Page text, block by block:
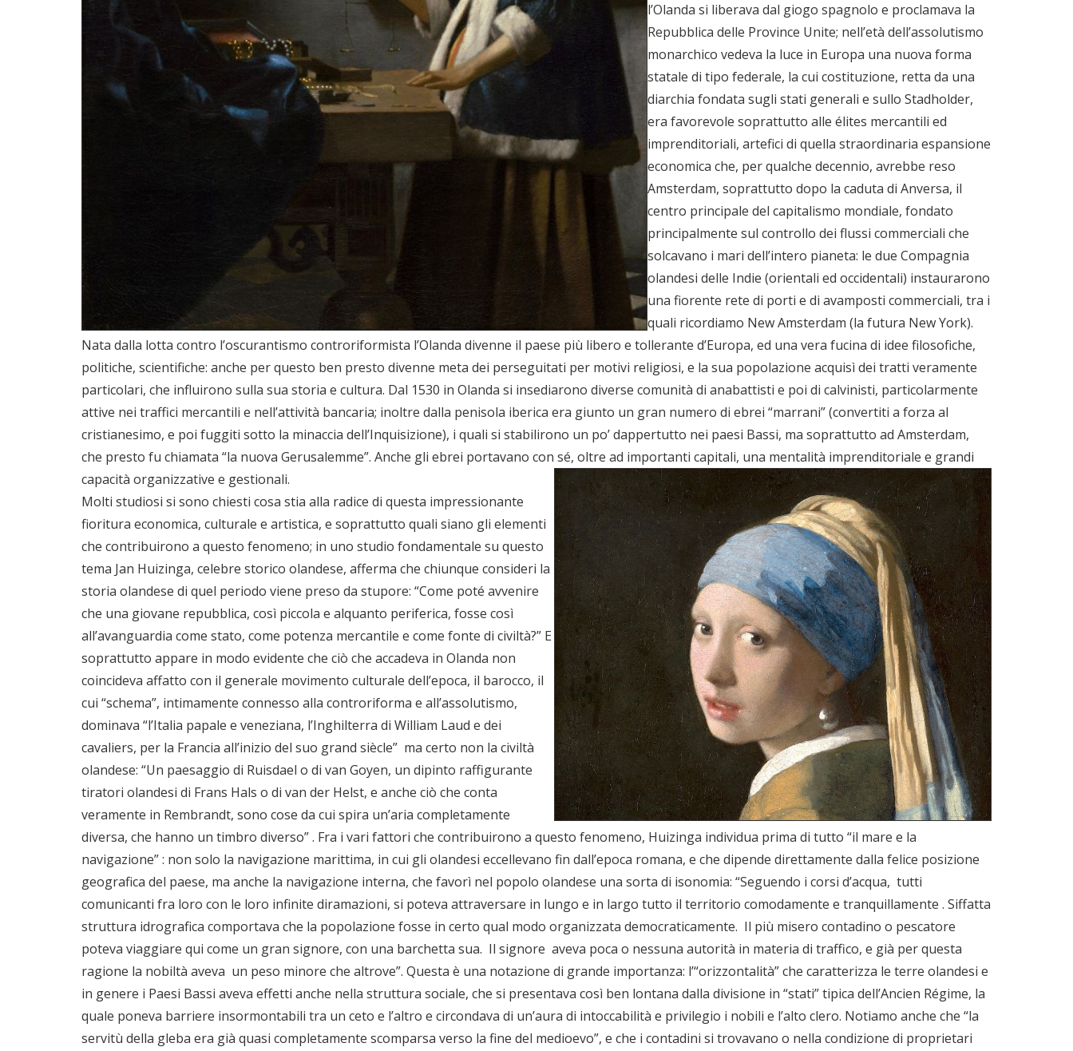
l’Olanda si liberava dal giogo spagnolo e proclamava la
Repubblica delle Province Unite; nell’età dell’assolutismo
monarchico vedeva la luce in Europa una nuova forma
statale di tipo federale, la cui costituzione, retta da una
diarchia fondata sugli stati generali e sullo Stadholder,
era favorevole soprattutto alle élites mercantili ed
imprenditoriali, artefici di quella straordinaria espansione
economica che, per qualche decennio, avrebbe reso
Amsterdam, soprattutto dopo la caduta di Anversa, il
centro principale del capitalismo mondiale, fondato
principalmente sul controllo dei flussi commerciali che
solcavano i mari dell’intero pianeta: le due Compagnia
olandesi delle Indie (orientali ed occidentali) instaurarono
una fiorente rete di porti e di avamposti commerciali, tra i
quali ricordiamo New Amsterdam (la futura New York).
Nata dalla lotta contro l’oscurantismo controriformista l’Olanda divenne il paese più libero e tollerante d’Europa, ed una vera fucina di idee filosofiche,
politiche, scientifiche: anche per questo ben presto divenne meta dei perseguitati per motivi religiosi, e la sua popolazione acquisì dei tratti veramente
particolari, che influirono sulla sua storia e cultura. Dal 1530 in Olanda si insediarono diverse comunità di anabattisti e poi di calvinisti, particolarmente
attive nei traffici mercantili e nell’attività bancaria; inoltre dalla penisola iberica era giunto un gran numero di ebrei “marrani” (convertiti a forza al
cristianesimo, e poi fuggiti sotto la minaccia dell’Inquisizione), i quali si stabilirono un po’ dappertutto nei paesi Bassi, ma soprattutto ad Amsterdam,
che presto fu chiamata “la nuova Gerusalemme”. Anche gli ebrei portavano con sé, oltre ad importanti capitali, una mentalità imprenditoriale e grandi
capacità organizzative e gestionali.
Molti studiosi si sono chiesti cosa stia alla radice di questa impressionante
fioritura economica, culturale e artistica, e soprattutto quali siano gli elementi
che contribuirono a questo fenomeno; in uno studio fondamentale su questo
tema Jan Huizinga, celebre storico olandese, afferma che chiunque consideri la
storia olandese di quel periodo viene preso da stupore: “Come poté avvenire
che una giovane repubblica, così piccola e alquanto periferica, fosse così
all’avanguardia come stato, come potenza mercantile e come fonte di civiltà?” E
soprattutto appare in modo evidente che ciò che accadeva in Olanda non
coincideva affatto con il generale movimento culturale dell’epoca, il barocco, il
cui “schema”, intimamente connesso alla controriforma e all’assolutismo,
dominava “l’Italia papale e veneziana, l’Inghilterra di William Laud e dei
cavaliers, per la Francia all’inizio del suo grand siècle” ma certo non la civiltà
olandese: “Un paesaggio di Ruisdael o di van Goyen, un dipinto raffigurante
tiratori olandesi di Frans Hals o di van der Helst, e anche ciò che conta
veramente in Rembrandt, sono cose da cui spira un’aria completamente
diversa, che hanno un timbro diverso” . Fra i vari fattori che contribuirono a questo fenomeno, Huizinga individua prima di tutto “il mare e la
navigazione” : non solo la navigazione marittima, in cui gli olandesi eccellevano fin dall’epoca romana, e che dipende direttamente dalla felice posizione
geografica del paese, ma anche la navigazione interna, che favorì nel popolo olandese una sorta di isonomia: “Seguendo i corsi d’acqua, tutti
comunicanti fra loro con le loro infinite diramazioni, si poteva attraversare in lungo e in largo tutto il territorio comodamente e tranquillamente . Siffatta
struttura idrografica comportava che la popolazione fosse in certo qual modo organizzata democraticamente. Il più misero contadino o pescatore
poteva viaggiare qui come un gran signore, con una barchetta sua. Il signore aveva poca o nessuna autorità in materia di traffico, e già per questa
ragione la nobiltà aveva un peso minore che altrove”. Questa è una notazione di grande importanza: l’“orizzontalità” che caratterizza le terre olandesi e
in genere i Paesi Bassi aveva effetti anche nella struttura sociale, che si presentava così ben lontana dalla divisione in “stati” tipica dell’Ancien Régime, la
quale poneva barriere insormontabili tra un ceto e l’altro e circondava di un’aura di intoccabilità e privilegio i nobili e l’alto clero. Notiamo anche che “la
servitù della gleba era già quasi completamente scomparsa verso la fine del medioevo”, e che i contadini si trovavano o nella condizione di proprietari